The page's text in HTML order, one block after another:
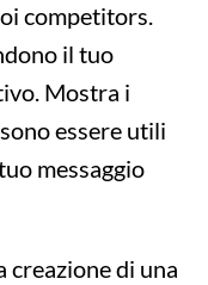
competitors.
il tuo
Mostra i
essere utili
messaggio
creazione di una